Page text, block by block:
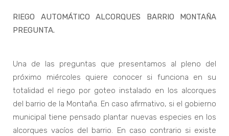
RIEGO AUTOMÁTICO ALCORQUES BARRIO MONTAÑA
PREGUNTA.
Una de las preguntas que presentamos al pleno del
próximo miércoles quiere conocer si funciona en su
totalidad el riego por goteo instalado en los alcorques
del barrio de la Montaña. En caso afirmativo, si el gobierno
municipal tiene pensado plantar nuevas especies en los
alcorques vacíos del barrio. En caso contrario si existe